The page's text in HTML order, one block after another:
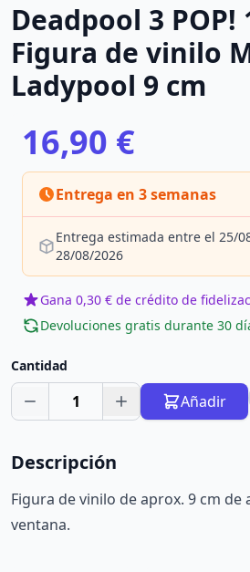
Deadpool 3 POP!
Figura de vinilo
Ladypool 9 cm
16,90 €
Entrega en 3 semanas
Entrega estimada entre el 25/
28/08/2026
Gana 0,30 € de crédito de
Devoluciones gratis durante 30
Cantidad
1 Añadir
Descripción
Figura de vinilo de aprox. 9 cm de
ventana.